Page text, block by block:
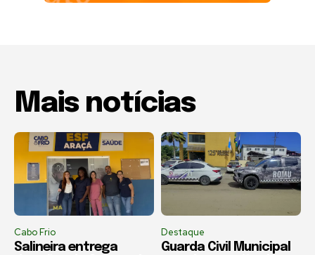
Mais notícias
Cabo Frio
Salineira entrega
Destaque
Guarda Civil Municipal